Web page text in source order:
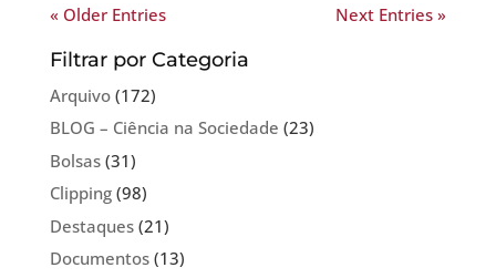
« Older Entries Next Entries »
Filtrar por Categoria
Arquivo(172)
BLOG – Ciência na Sociedade (23)
Bolsas(31)
Clipping(98)
Destaques(21)
Documentos(13)